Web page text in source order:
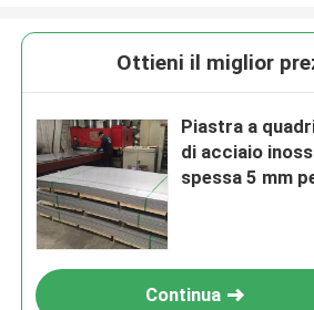
Ottieni il miglior
Piastra a
di acciaio
spessa 5 mm
Continua